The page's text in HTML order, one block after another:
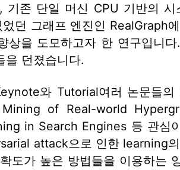
존 단일 머신 CPU 기반의 시
던 그래프 엔진인 RealGraph
상을 도모하고자 한 연구입니
을 던졌습니다.
와 Tutorial여러 논문들
of Real-world
in Search Engines 등 관심
attack으로 인한 learning
도가 높은 방법들을 이용하는